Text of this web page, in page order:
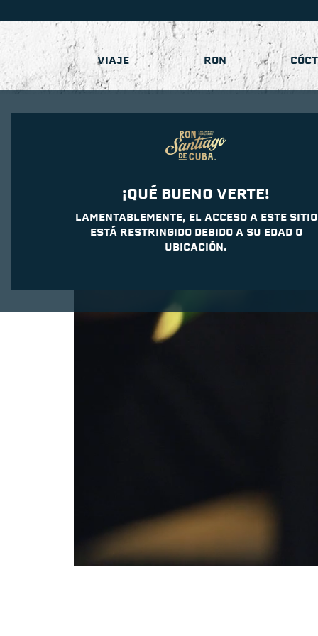
¡QUÉ BUENO VERTE!
LAMENTABLEMENTE, EL ACCESO A ESTE SITIO
ESTÁ RESTRINGIDO DEBIDO A SU EDAD O
UBICACIÓN.
VIAJE RON